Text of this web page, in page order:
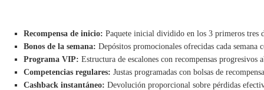
Recompensa de inicio: Paquete inicial dividido en los 3 primeros tres
Bonos de la semana: Depósitos promocionales ofrecidas cada
Programa VIP: Estructura de escalones con recompensas progresivos
Competencias regulares: Justas programadas con bolsas de
Cashback instantáneo: Devolución proporcional sobre pérdidas